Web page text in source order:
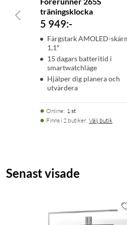
Smartaviseringar och SMS
Ta emot e-post, sms och
smartphone. Med en Android-
skickats direkt till dig på klockans
Sömncoach
Få sömnresultat och personlig
följa olika sömnstadier och
Registrera alla dina aktiviteter
träningsklocka
5 949:-
Färgstark AMOLED-
1,1″
15 dagars batteritid i
smartwatchläge
Hjälper dig planera och
utvärdera
Online: 1 st
Finns i 2 butiker. Välj butik
Senast visade